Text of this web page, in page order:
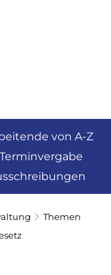
von A-Z
Themen